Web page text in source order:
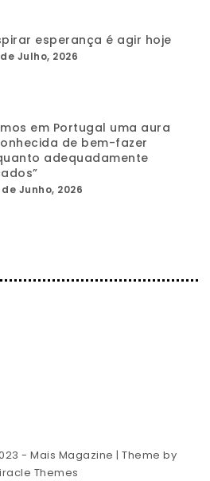
esperança é agir hoje
de Julho, 2026
em Portugal uma aura
de bem-fazer
adequadamente
de Junho, 2026
- Mais Magazine | Theme by
Themes